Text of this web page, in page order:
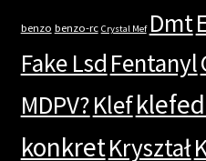
benzo benzo-rc Crystal Mef Dmt
Fake Lsd Fentanyl
MDPV?Klef
konkretKryształ